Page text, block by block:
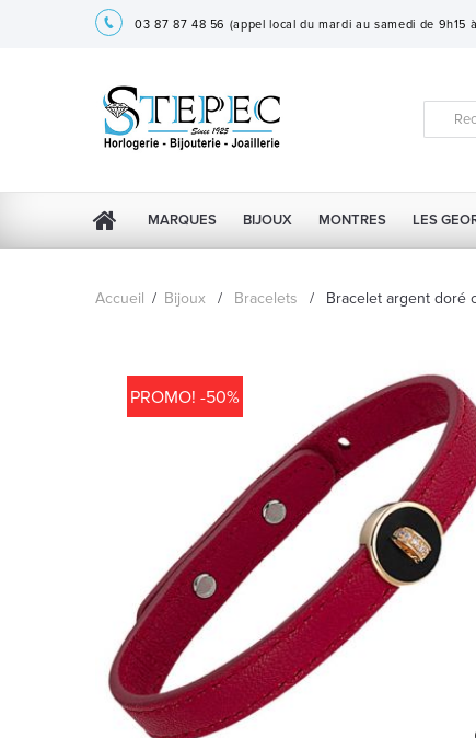
03 87 87 48 56 (appel local du mardi au samedi de 9h15
MARQUES BIJOUX MONTRES LES
Accueil / Bijoux / Bracelets / Bracelet argent doré
PROMO! -50%